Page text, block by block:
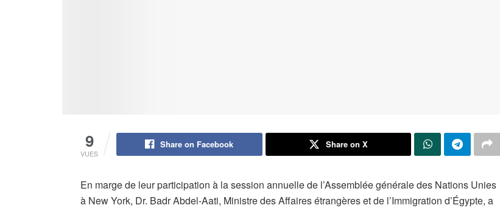
9
VUES
Share on Facebook Share on X
En marge de leur participation à la session annuelle de l’Assemblée générale des Nations Unies
à New York, Dr. Badr Abdel-Aati, Ministre des Affaires étrangères et de l’Immigration d’Égypte, a